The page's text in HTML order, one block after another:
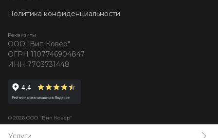
Политика конфиденциальности
Реквизиты
ООО "Вип Ковер"
ОГРН 1107746904847
ИНН 7703731448
© 2026 ООО "Вип Ковер"
Услуги